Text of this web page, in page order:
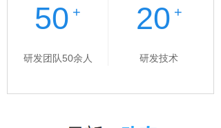
50 +
研发团队50余人
20 +
研发技术